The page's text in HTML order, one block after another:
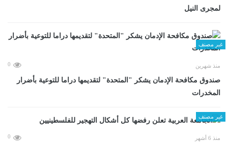
لمجرى النيل
غير مصنف
منذ شهرين 0
صندوق مكافحة الإدمان يشكر "المتحدة" لتقديمها دراما للتوعية بأضرار
المخدرات
غير مصنف
منذ 6 أشهر 0